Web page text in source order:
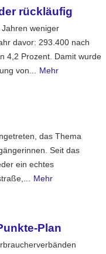
rückläufig
weniger
davor: 293.400 nach
4,2 Prozent. Damit wurde
von...
Mehr
das Thema
Seit das
ein echtes
Mehr
Plan